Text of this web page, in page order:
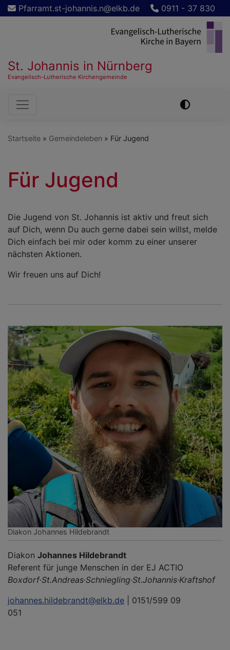
Direkt
zum
Pfarramt.st-johannis.n@elkb.de 0911 - 37 830
St. Johannis in Nürnberg
Evangelisch-Lutherische Kirchengemeinde
Hauptnavigation
Startseite Gemeindeleben Für Jugend
Für Jugend
Die Jugend von St. Johannis ist aktiv und freut sich
auf Dich, wenn Du auch gerne dabei sein willst, melde
Dich einfach bei mir oder komm zu einer unserer
nächsten Aktionen.
Wir freuen uns auf Dich!
Diakon Johannes Hildebrandt
Diakon Johannes Hildebrandt
Referent für junge Menschen in der EJ ACTIO
Boxdorf·St.Andreas·Schniegling·St.Johannis·Kraftshof
johannes.hildebrandt@elkb.de | 0151/599 09
051